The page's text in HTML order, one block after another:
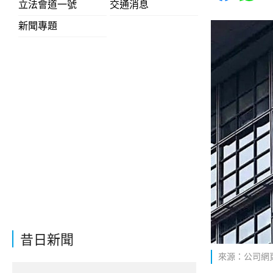
立法會道一號
交通消息
新聞專題
昔日新聞
來源：公司網